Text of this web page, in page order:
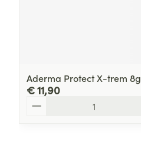
Aderma Protect X-trem 8g
€ 11,90